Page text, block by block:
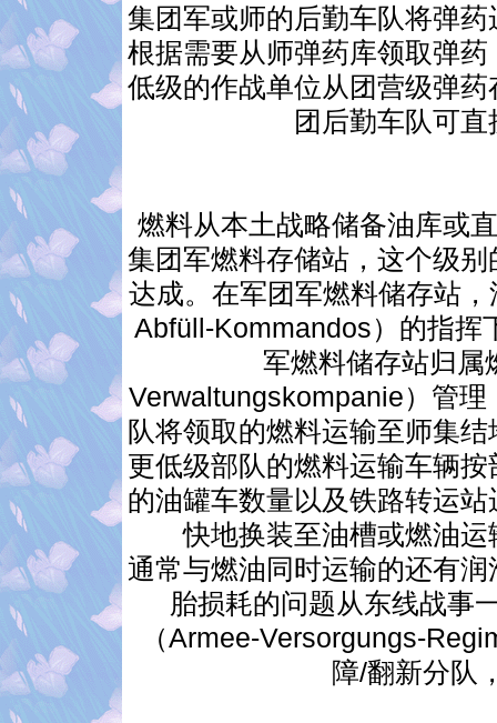
集团军或师的后勤车队将弹
根据需要从师弹药库领取弹
低级的作战单位从团营级弹
团后勤车队可
燃料从本土战略储备油库或
集团军燃料存储站，这个级
达成。在军团军燃料储存站
Abfüll-Kommandos）的指挥
军燃料储存站归属
Verwaltungskompanie）管
队将领取的燃料运输至师集
更低级部队的燃料运输车辆
的油罐车数量以及铁路转运
快地换装至油槽或燃油
通常与燃油同时运输的还有
胎损耗的问题从东线战事
（Armee-Versorgungs-
障/翻新分队